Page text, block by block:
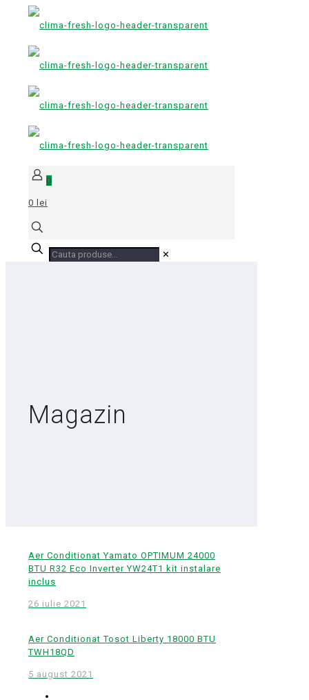
0
0 lei
✕
Magazin
Aer Conditionat Yamato OPTIMUM 24000
BTU R32 Eco Inverter YW24T1 kit instalare
inclus
26 iulie 2021
Aer Conditionat Tosot Liberty 18000 BTU
TWH18QD
5 august 2021